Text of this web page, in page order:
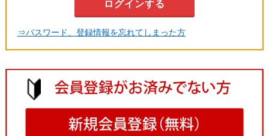
⇒パスワード、登録情報を忘れてしまった方